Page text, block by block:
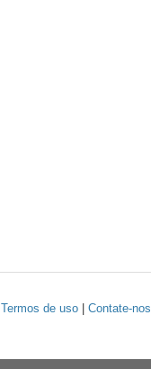
Termos de uso| Contate-nos